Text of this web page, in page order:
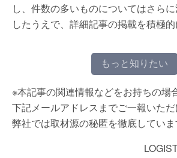
し、件数の多いものについてはさら
したうえで、詳細記事の掲載を積極的
もっと知りたい
※本記事の関連情報などをお持ちの場
下記メールアドレスまでご一報いただ
弊社では取材源の秘匿を徹底していま